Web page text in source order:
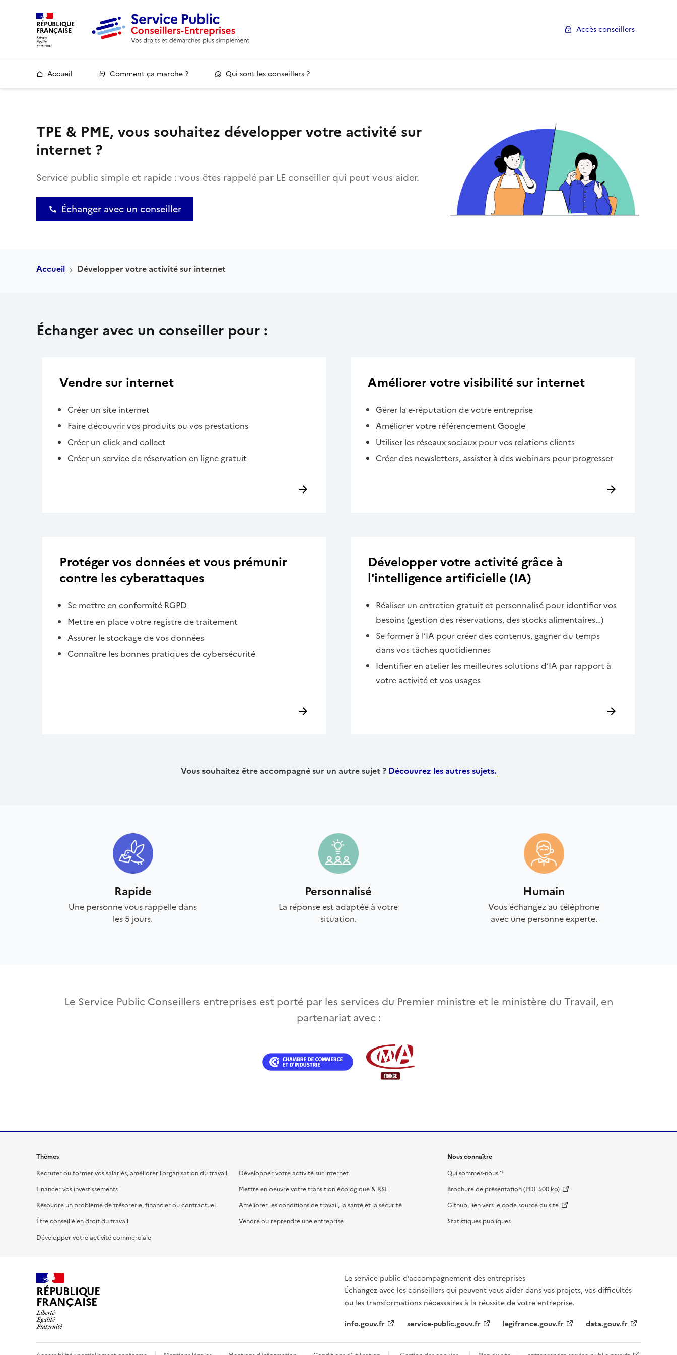
RÉPUBLIQUE
FRANÇAISE Accès conseillers
Accueil Comment ça marche ? Qui sont les conseillers ?
TPE & PME, vous souhaitez développer votre activité sur
internet ?
Service public simple et rapide : vous êtes rappelé par LE conseiller qui peut vous aider.
Échanger avec un conseiller
Accueil Développer votre activité sur internet
Échanger avec un conseiller pour :
Vendre sur internet
Créer un site internet
Faire découvrir vos produits ou vos prestations
Créer un click and collect
Créer un service de réservation en ligne gratuit
Améliorer votre visibilité sur internet
Gérer la e-réputation de votre entreprise
Améliorer votre référencement Google
Utiliser les réseaux sociaux pour vos relations clients
Créer des newsletters, assister à des webinars pour progresser
Protéger vos données et vous prémunir
contre les cyberattaques
Se mettre en conformité RGPD
Mettre en place votre registre de traitement
Assurer le stockage de vos données
Connaître les bonnes pratiques de cybersécurité
Développer votre activité grâce à
l'intelligence artificielle (IA)
Réaliser un entretien gratuit et personnalisé pour identifier vos
besoins (gestion des réservations, des stocks alimentaires…)
Se former à l’IA pour créer des contenus, gagner du temps
dans vos tâches quotidiennes
Identifier en atelier les meilleures solutions d’IA par rapport à
votre activité et vos usages
Vous souhaitez être accompagné sur un autre sujet ? Découvrez les autres sujets.
Rapide
Une personne vous rappelle dans
les 5 jours.
Personnalisé
La réponse est adaptée à votre
situation.
Humain
Vous échangez au téléphone
avec une personne experte.
Le Service Public Conseillers entreprises est porté par les services du Premier ministre et le ministère du Travail, en
partenariat avec :
Thèmes
Recruter ou former vos salariés, améliorer l’organisation du travail
Financer vos investissements
Résoudre un problème de trésorerie, financier ou contractuel
Être conseillé en droit du travail
Développer votre activité commerciale
Développer votre activité sur internet
Mettre en oeuvre votre transition écologique & RSE
Améliorer les conditions de travail, la santé et la sécurité
Vendre ou reprendre une entreprise
Nous connaître
Qui sommes-nous ?
Brochure de présentation (PDF 500 ko)
Github, lien vers le code source du site
Statistiques publiques
RÉPUBLIQUE
FRANÇAISE
Le service public d’accompagnement des entreprises
Échangez avec les conseillers qui peuvent vous aider dans vos projets, vos difficultés
ou les transformations nécessaires à la réussite de votre entreprise.
info.gouv.fr
service-public.gouv.fr legifrance.gouv.fr data.gouv.fr